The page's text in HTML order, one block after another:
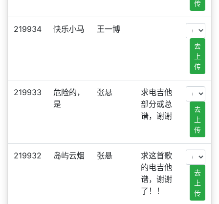
传
219934 快乐小马 王一博
去
上
传
219933
危险的，
是
张悬
求电吉他
部分或总
谱，谢谢
去
上
传
219932 岛屿云烟 张悬
求这首歌
的电吉他
谱，谢谢
了！！
去
上
传